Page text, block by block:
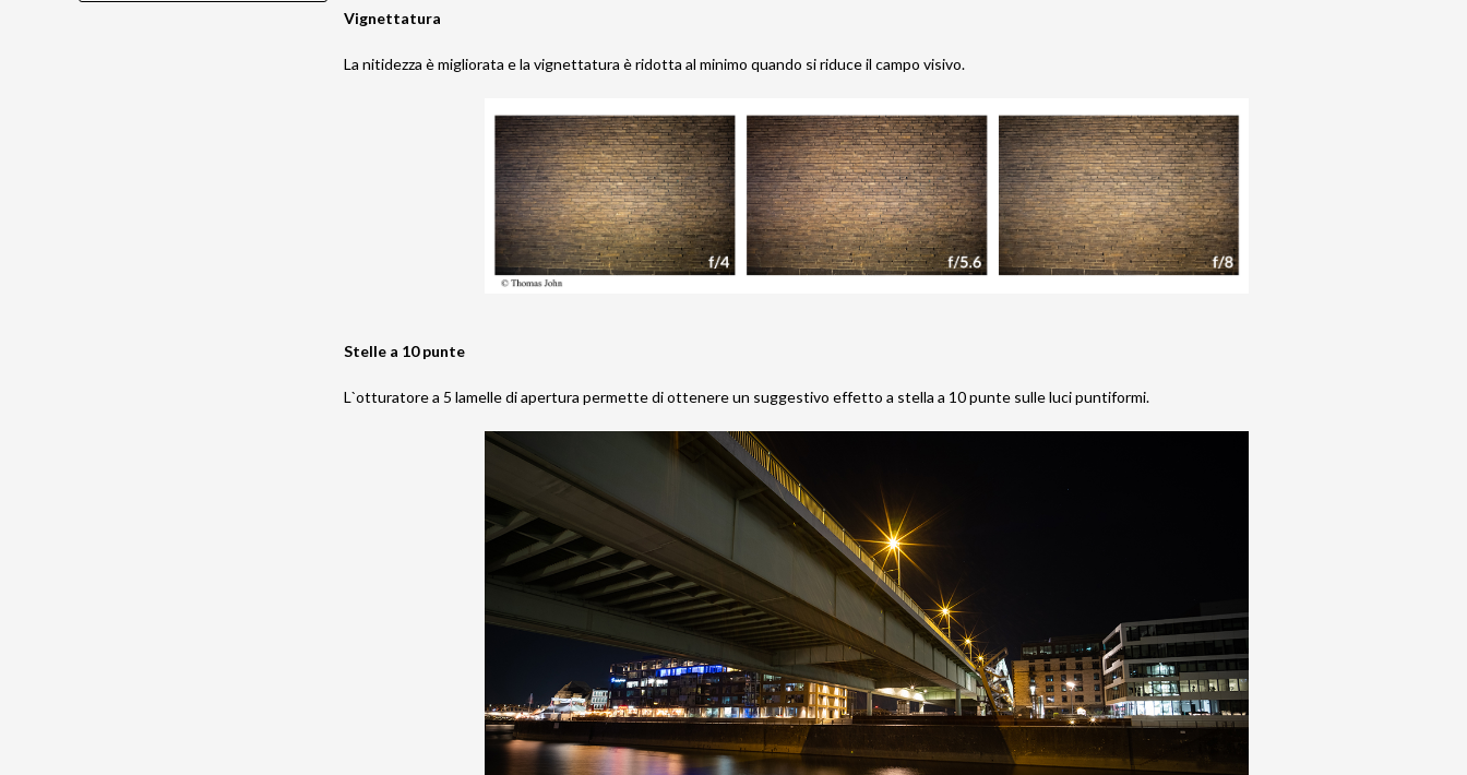
Vignettatura
La nitidezza è migliorata e la vignettatura è ridotta al minimo quando si riduce il campo visivo.
Stelle a 10 punte
L`otturatore a 5 lamelle di apertura permette di ottenere un suggestivo effetto a stella a 10 punte sulle luci puntiformi.